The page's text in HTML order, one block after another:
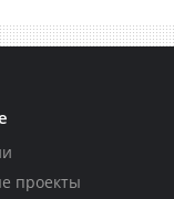
проекты